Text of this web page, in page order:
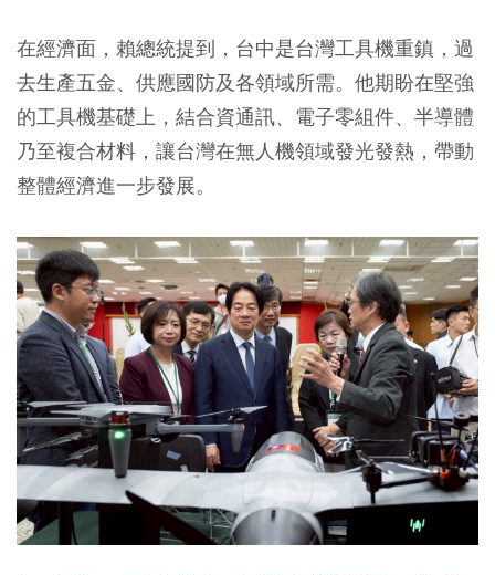
在經濟面，賴總統提到，台中是台灣工具機重鎮，過
去生產五金、供應國防及各領域所需。他期盼在堅強
的工具機基礎上，結合資通訊、電子零組件、半導體
乃至複合材料，讓台灣在無人機領域發光發熱，帶動
整體經濟進一步發展。